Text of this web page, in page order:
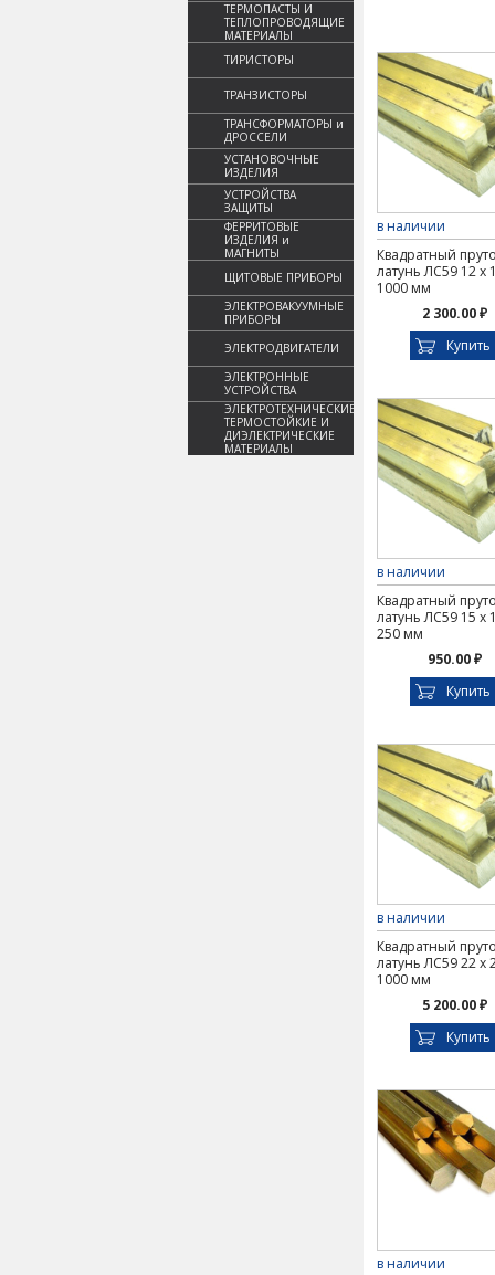
ТЕРМОПАСТЫ И
ТЕПЛОПРОВОДЯЩИЕ
МАТЕРИАЛЫ
ТИРИСТОРЫ
ТРАНЗИСТОРЫ
ТРАНСФОРМАТОРЫ и
ДРОССЕЛИ
УСТАНОВОЧНЫЕ
ИЗДЕЛИЯ
УСТРОЙСТВА
ЗАЩИТЫ
ФЕРРИТОВЫЕ
ИЗДЕЛИЯ и
МАГНИТЫ
ЩИТОВЫЕ ПРИБОРЫ
ЭЛЕКТРОВАКУУМНЫЕ
ПРИБОРЫ
ЭЛЕКТРОДВИГАТЕЛИ
ЭЛЕКТРОННЫЕ
УСТРОЙСТВА
ЭЛЕКТРОТЕХНИЧЕСКИЕ,
ТЕРМОСТОЙКИЕ И
ДИЭЛЕКТРИЧЕСКИЕ
МАТЕРИАЛЫ
в наличии
Квадратный
латунь ЛС59 12 х
1000 мм
2 300.00 ₽
Купить
в наличии
Квадратный
латунь ЛС59 15 х
250 мм
950.00 ₽
Купить
в наличии
Квадратный
латунь ЛС59 22 х
1000 мм
5 200.00 ₽
Купить
в наличии